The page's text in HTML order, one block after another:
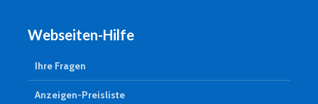
Webseiten-Hilfe
Ihre Fragen
Anzeigen-Preisliste